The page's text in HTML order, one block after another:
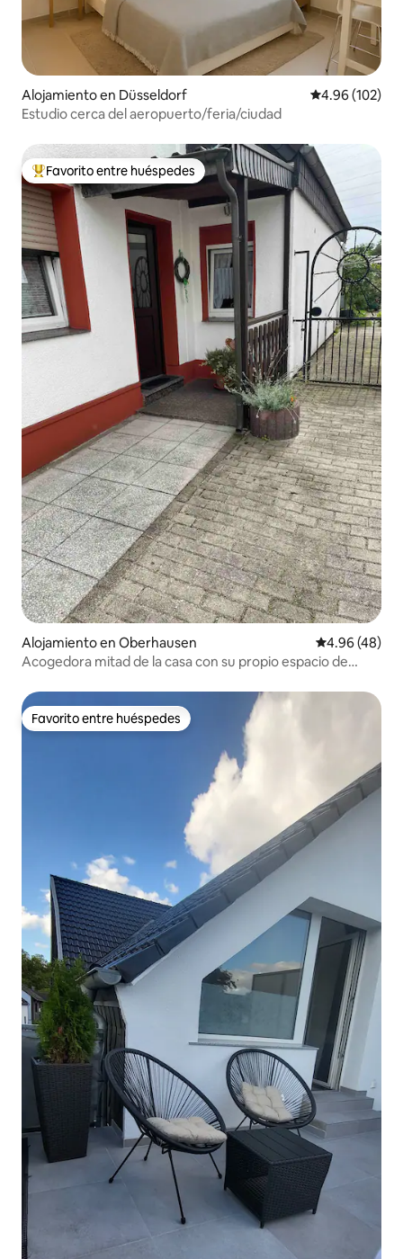
Alojamiento en Düsseldorf Calificación
4.96 (102)
Estudio cerca del aeropuerto/feria/ciudad
Favorito entre huéspedes preferido
Favorito entre huéspedes
Alojamiento en Oberhausen Calificación
4.96 (48)
Acogedora mitad de la casa con su propio espacio de
Favorito entre huéspedes
Favorito entre huéspedes